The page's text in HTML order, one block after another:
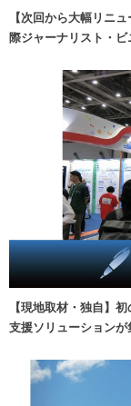
【次回から大幅リニ
際ジャーナリスト・ビ
【現地取材・独自】
支援ソリューションが